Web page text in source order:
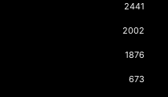
2441
2002
1876
673